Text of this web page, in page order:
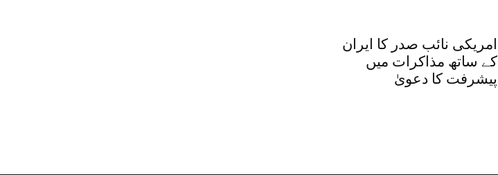
امریکی نائب صدر کا ایران
کے ساتھ مذاکرات میں
پیشرفت کا دعویٰ